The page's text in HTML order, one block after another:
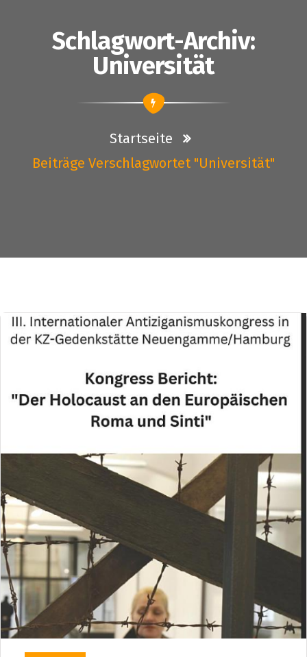
Schlagwort-Archiv:
Universität
Startseite
Beiträge Verschlagwortet "Universität"